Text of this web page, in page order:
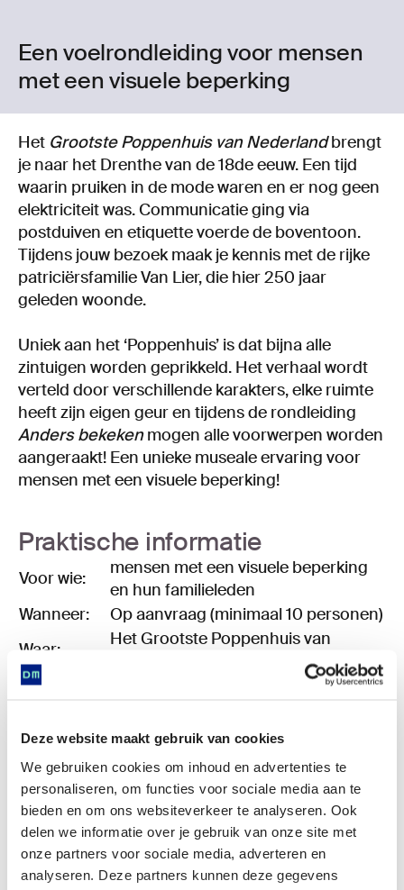
Deze website maakt gebruik van cookies
We gebruiken cookies om inhoud en advertenties te
personaliseren, om functies voor sociale media aan te
bieden en om ons websiteverkeer te analyseren. Ook
delen we informatie over je gebruik van onze site met
onze partners voor sociale media, adverteren en
analyseren. Deze partners kunnen deze gegevens
Een voelrondleiding voor mensen
met een visuele beperking
Het Grootste Poppenhuis van Nederlandbrengt
je naar het Drenthe van de 18de eeuw. Een tijd
waarin pruiken in de mode waren en er nog geen
elektriciteit was. Communicatie ging via
postduiven en etiquette voerde de boventoon.
Tijdens jouw bezoek maak je kennis met de rijke
patriciërsfamilie Van Lier, die hier 250 jaar
geleden woonde.
Uniek aan het ‘Poppenhuis’ is dat bijna alle
zintuigen worden geprikkeld. Het verhaal wordt
verteld door verschillende karakters, elke ruimte
heeft zijn eigen geur en tijdens de rondleiding
Anders bekekenmogen alle voorwerpen worden
aangeraakt! Een unieke museale ervaring voor
mensen met een visuele beperking!
Praktische informatie
Voor wie:
mensen met een visuele beperking
en hun familieleden
Wanneer:
Op aanvraag (minimaal 10 personen)
Waar:
Het Grootste Poppenhuis van
Duur:
museumentree)
Aanvragen
Wil je dit programma boeken voor een eigen